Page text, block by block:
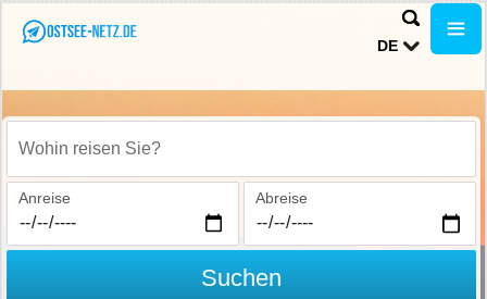
DE
Wohin reisen Sie?
Anreise Abreise
Suchen